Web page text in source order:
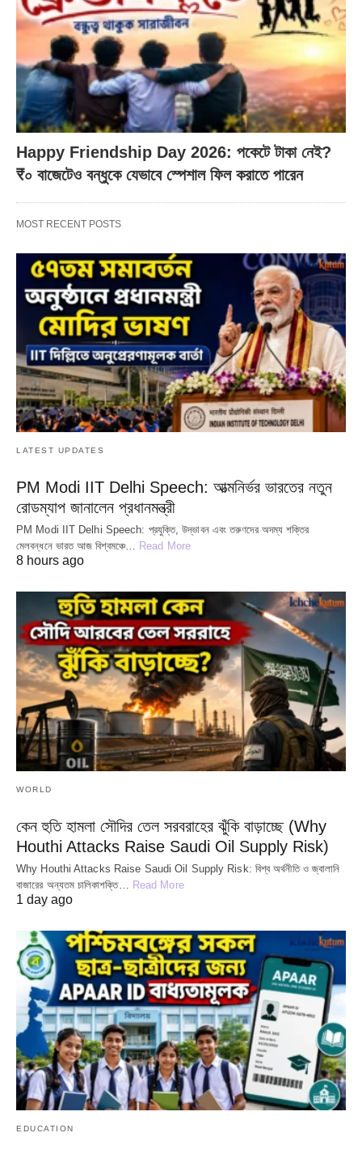
Happy Friendship Day 2026: পকেটে টাকা নেই?
₹০ বাজেটেও বন্ধুকে যেভাবে স্পেশাল ফিল করাতে পারেন
MOST RECENT POSTS
LATEST UPDATES
PM Modi IIT Delhi Speech: আত্মনির্ভর ভারতের নতুন
রোডম্যাপ জানালেন প্রধানমন্ত্রী
PM Modi IIT Delhi Speech: প্রযুক্তি, উদ্ভাবন এবং তরুণদের অদম্য শক্তির
মেলবন্ধনে ভারত আজ বিশ্বমঞ্চে… Read More
8 hours ago
WORLD
কেন হুতি হামলা সৌদির তেল সরবরাহের ঝুঁকি বাড়াচ্ছে (Why
Houthi Attacks Raise Saudi Oil Supply Risk)
Why Houthi Attacks Raise Saudi Oil Supply Risk: বিশ্ব অর্থনীতি ও জ্বালানি
বাজারের অন্যতম চালিকাশক্তি…
Read More
1 day ago
EDUCATION